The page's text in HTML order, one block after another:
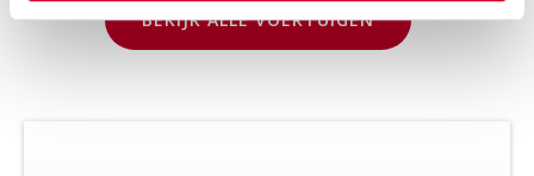
BEKIJK ALLE VOERTUIGEN